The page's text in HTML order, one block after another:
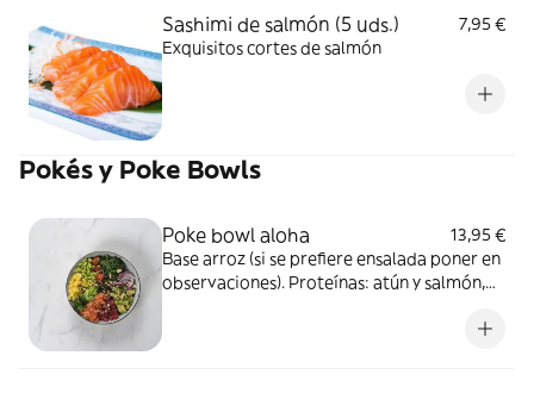
Sashimi de salmón (5 uds.)
7,95 €
Exquisitos cortes de salmón
Pokés y Poke Bowls
Poke bowl aloha
13,95 €
Base arroz (si se prefiere ensalada poner en
observaciones). Proteínas: atún y salmón,